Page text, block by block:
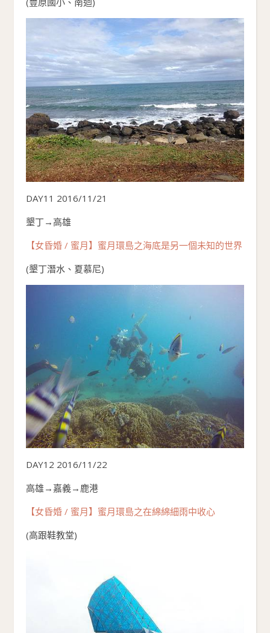
DAY11 2016/11/21
墾丁→高雄
【女昏婚 / 蜜月】蜜月環島之海底是另一個未知的世界
(墾丁潛水、夏慕尼)
DAY12 2016/11/22
高雄→嘉義→鹿港
【女昏婚 / 蜜月】蜜月環島之在綿綿細雨中收心
(高跟鞋教堂)